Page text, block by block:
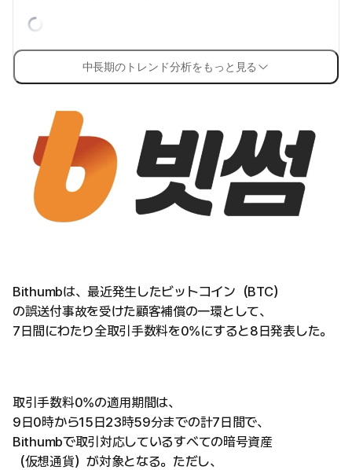
中長期のトレンド分析をもっと見る
Bithumbは、最近発生したビットコイン（BTC）
の誤送付事故を受けた顧客補償の一環として、
7日間にわたり全取引手数料を0%にすると8日発表した。
取引手数料0%の適用期間は、
9日0時から15日23時59分までの計7日間で、
Bithumbで取引対応しているすべての暗号資産
（仮想通貨）が対象となる。ただし、